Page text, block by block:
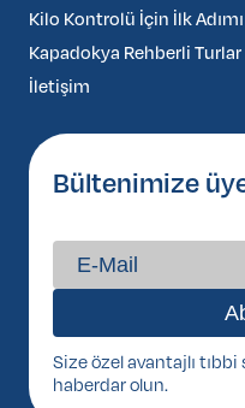
Kilo Kontrolü İçin İlk Adımı
Kapadokya Rehberli Turlar
İletişim
Bültenimize
Size özel avantajlı
haberdar olun.